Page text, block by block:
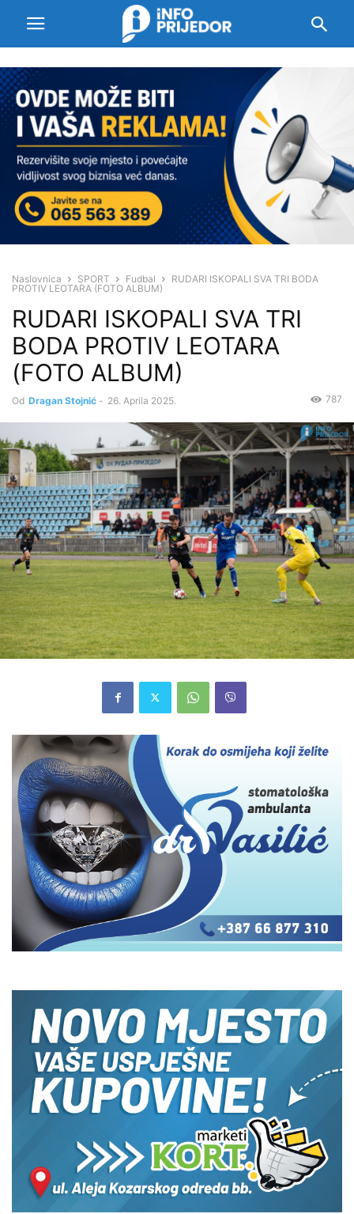
Naslovnica SPORT Fudbal
RUDARI ISKOPALI SVA TRI BODA
PROTIV LEOTARA (FOTO ALBUM)
RUDARI ISKOPALI SVA TRI
BODA PROTIV LEOTARA
(FOTO ALBUM)
Od Dragan Stojnić - 26. Aprila 2025. 787